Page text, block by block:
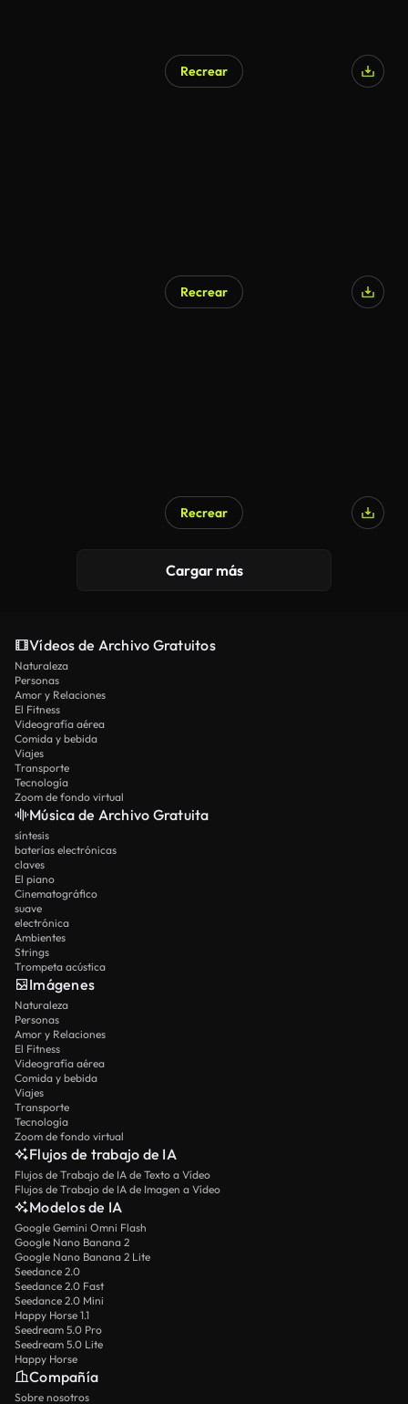
Recrear
Recrear
Recrear
Cargar más
Vídeos de Archivo Gratuitos
Naturaleza
Personas
Amor y Relaciones
El Fitness
Videografía aérea
Comida y bebida
Viajes
Transporte
Tecnología
Zoom de fondo virtual
Música de Archivo Gratuita
síntesis
baterías electrónicas
claves
El piano
Cinematográfico
suave
electrónica
Ambientes
Strings
Trompeta acústica
Imágenes
Naturaleza
Personas
Amor y Relaciones
El Fitness
Videografía aérea
Comida y bebida
Viajes
Transporte
Tecnología
Zoom de fondo virtual
Flujos de trabajo de IA
Flujos de Trabajo de IA de Texto a Vídeo
Flujos de Trabajo de IA de Imagen a Vídeo
Modelos de IA
Google Gemini Omni Flash
Google Nano Banana 2
Google Nano Banana 2 Lite
Seedance 2.0
Seedance 2.0 Fast
Seedance 2.0 Mini
Happy Horse 1.1
Seedream 5.0 Pro
Seedream 5.0 Lite
Happy Horse
Compañía
Sobre nosotros